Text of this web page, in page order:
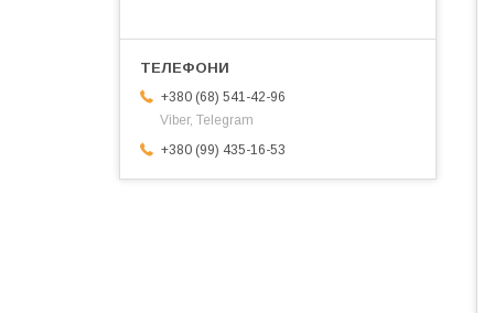
+380 (68) 541-42-96
Viber, Telegram
+380 (99) 435-16-53